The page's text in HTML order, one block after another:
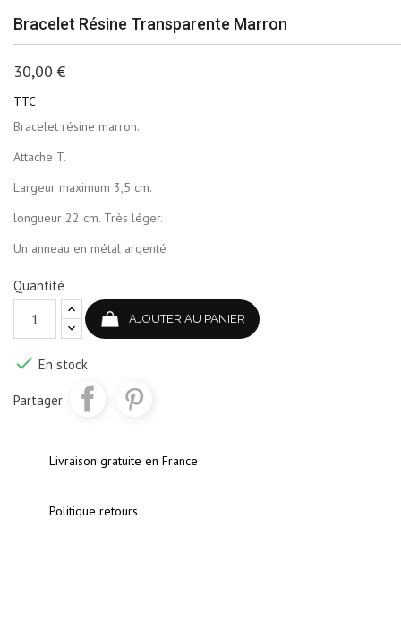
Bracelet Résine Transparente Marron
30,00 €
TTC
Bracelet résine marron.
Attache T.
Largeur maximum 3,5 cm.
longueur 22 cm. Très léger.
Un anneau en métal argenté
Quantité
AJOUTER AU PANIER
 En stock
Partager
Livraison gratuite en France
Politique retours